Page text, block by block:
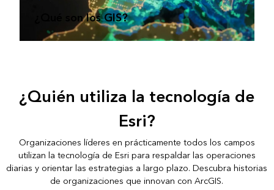
¿Qué son los GIS?
¿Quién utiliza la tecnología de
Esri?
Organizaciones líderes en prácticamente todos los campos
utilizan la tecnología de Esri para respaldar las operaciones
diarias y orientar las estrategias a largo plazo. Descubra historias
de organizaciones que innovan con ArcGIS.